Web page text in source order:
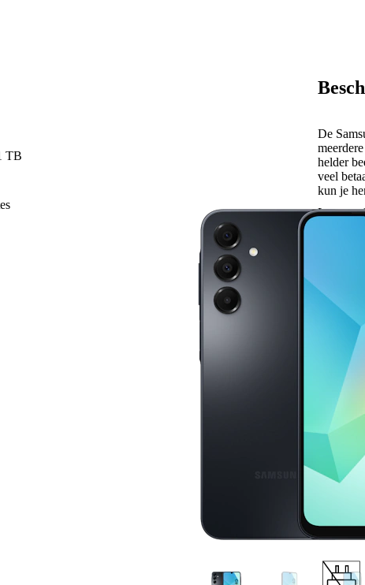
TB
De
helder
veel
kun je
5 MP
Met de
meer
2
Met de
de
druk,
Zo kun
weggaat.
de
details
Lees